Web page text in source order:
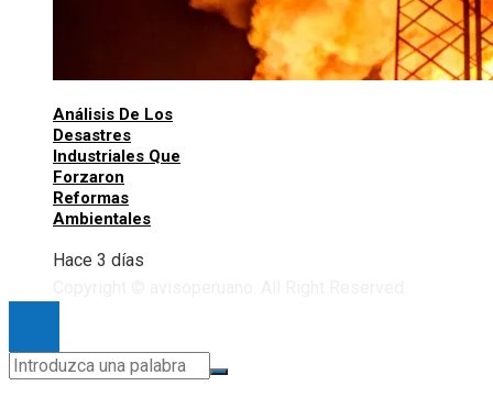
Análisis De Los
Desastres
Industriales Que
Forzaron
Reformas
Ambientales
Hace 3 días